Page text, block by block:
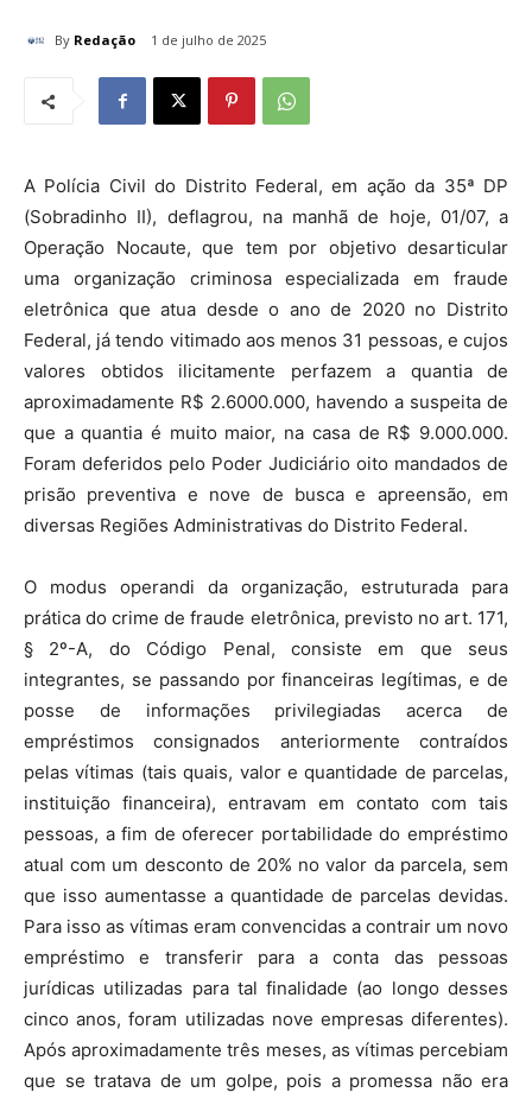
By Redação 1 de julho de 2025
A Polícia Civil do Distrito Federal, em ação da 35ª DP
(Sobradinho II), deflagrou, na manhã de hoje, 01/07, a
Operação Nocaute, que tem por objetivo desarticular
uma organização criminosa especializada em fraude
eletrônica que atua desde o ano de 2020 no Distrito
Federal, já tendo vitimado aos menos 31 pessoas, e cujos
valores obtidos ilicitamente perfazem a quantia de
aproximadamente R$ 2.6000.000, havendo a suspeita de
que a quantia é muito maior, na casa de R$ 9.000.000.
Foram deferidos pelo Poder Judiciário oito mandados de
prisão preventiva e nove de busca e apreensão, em
diversas Regiões Administrativas do Distrito Federal.
O modus operandi da organização, estruturada para
prática do crime de fraude eletrônica, previsto no art. 171,
§ 2º-A, do Código Penal, consiste em que seus
integrantes, se passando por financeiras legítimas, e de
posse de informações privilegiadas acerca de
empréstimos consignados anteriormente contraídos
pelas vítimas (tais quais, valor e quantidade de parcelas,
instituição financeira), entravam em contato com tais
pessoas, a fim de oferecer portabilidade do empréstimo
atual com um desconto de 20% no valor da parcela, sem
que isso aumentasse a quantidade de parcelas devidas.
Para isso as vítimas eram convencidas a contrair um novo
empréstimo e transferir para a conta das pessoas
jurídicas utilizadas para tal finalidade (ao longo desses
cinco anos, foram utilizadas nove empresas diferentes).
Após aproximadamente três meses, as vítimas percebiam
que se tratava de um golpe, pois a promessa não era